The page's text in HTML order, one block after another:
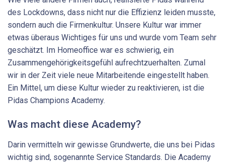
des Lockdowns, dass nicht nur die Effizienz leiden musste,
sondern auch die Firmenkultur. Unsere Kultur war immer
etwas überaus Wichtiges für uns und wurde vom Team sehr
geschätzt. Im Homeoffice war es schwierig, ein
Zusammengehörigkeitsgefühl aufrechtzuerhalten. Zumal
wir in der Zeit viele neue Mitarbeitende eingestellt haben.
Ein Mittel, um diese Kultur wieder zu reaktivieren, ist die
Pidas Champions Academy.
Was macht diese Academy?
Darin vermitteln wir gewisse Grundwerte, die uns bei Pidas
wichtig sind, sogenannte Service Standards. Die Academy